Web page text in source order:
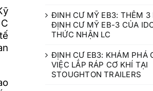
ĐINH CƯ MỸ EB3: THÊM 3
ĐỊNH CƯ MỸ EB-3 CỦA
THỨC NHẬN LC
ĐỊNH CƯ EB3: KHÁM PHÁ
VIỆC LẮP RÁP CƠ KHÍ TẠI
STOUGHTON TRAILERS